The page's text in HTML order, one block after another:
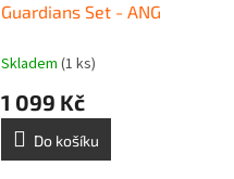
Guardians Set - ANG
Skladem (1 ks)
1 099 Kč
Do košíku